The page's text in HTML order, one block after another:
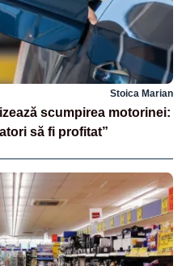
Stoica Marian
scumpirea motorinei:
să fi profitat”